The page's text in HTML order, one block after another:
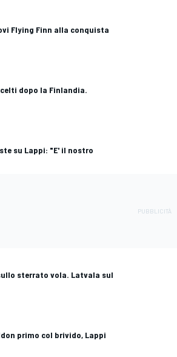
Flying Finn alla conquista
dopo la Finlandia.
su Lappi: "E' il nostro
sterrato vola. Latvala sul
primo col brivido, Lappi